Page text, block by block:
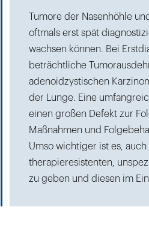
Tumore der Nasenhöhle
oftmals erst spät
wachsen können. Bei
beträchtliche
adenoidzystischen
der Lunge. Eine
einen großen Defekt zur
Maßnahmen und
Umso wichtiger ist es,
therapieresistenten,
zu geben und diesen im